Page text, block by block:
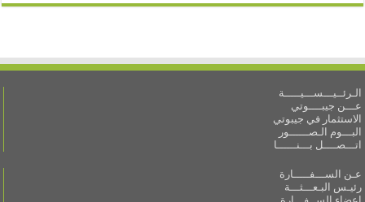
الـرئــيـــســـيـــــة
عـــن جيبــــوتي
الاستثمار في جيبوتي
البـــوم الـصــــــور
اتـــصــــل بـــنــــــا
عـن الســـفـــــارة
رئيـس البـعـــثـــة